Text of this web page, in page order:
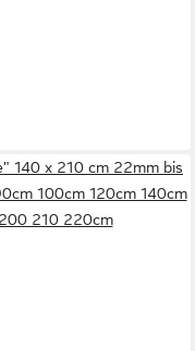
140 x 210 cm 22mm bis
100cm 120cm 140cm
210 220cm